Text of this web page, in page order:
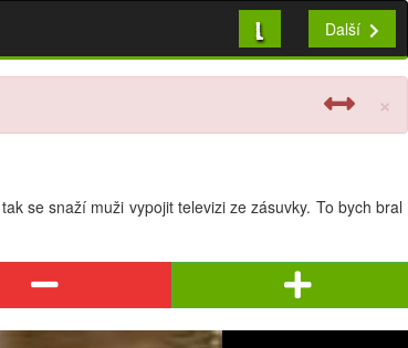
L Další
×
se snaží muži vypojit televizi ze zásuvky. To bych bral